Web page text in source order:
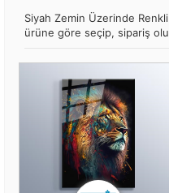
Siyah Zemin Üzerinde
ürüne göre seçip, sipariş